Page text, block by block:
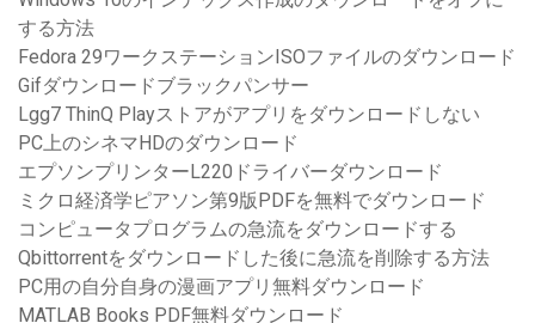
する方法
Fedora 29ワークステーションISOファイルのダウンロード
Gifダウンロードブラックパンサー
Lgg7 ThinQ Playストアがアプリをダウンロードしない
PC上のシネマHDのダウンロード
エプソンプリンターL220ドライバーダウンロード
ミクロ経済学ピアソン第9版PDFを無料でダウンロード
コンピュータプログラムの急流をダウンロードする
Qbittorrentをダウンロードした後に急流を削除する方法
PC用の自分自身の漫画アプリ無料ダウンロード
MATLAB Books PDF無料ダウンロード